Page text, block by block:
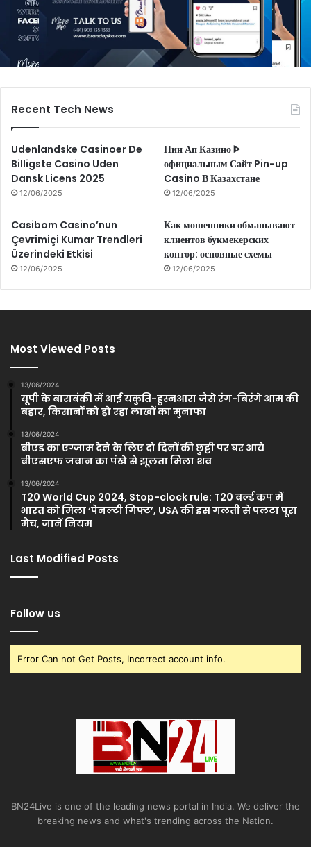
Recent Tech News
Udenlandske Casinoer De
Billigste Casino Uden
Dansk Licens 2025
12/06/2025
Пин Ап Казино ᐈ
официальным Сайт Pin-up
Casino В Казахстане
12/06/2025
Casibom Casino’nun
Çevrimiçi Kumar Trendleri
Üzerindeki Etkisi
12/06/2025
Как мошенники обманывают
клиентов букмекерских
контор: основные схемы
12/06/2025
Most Viewed Posts
13/06/2024
यूपी के बाराबंकी में आई यकुति-हुस्नआरा जैसे रंग-बिरंगे आम की
बहार, किसानों को हो रहा लाखों का मुनाफा
13/06/2024
बीएड का एग्जाम देने के लिए दो दिनों की छुट्टी पर घर आये
बीएसएफ जवान का पंखे से झूलता मिला शव
13/06/2024
T20 World Cup 2024, Stop-clock rule: T20 वर्ल्ड कप में
भारत को म‍िला ‘पेनल्टी ग‍िफ्ट’, USA की इस गलती से पलटा पूरा
मैच, जानें नियम
Last Modified Posts
Follow us
Error Can not Get Posts, Incorrect account info.
BN24Live is one of the leading news portal in India. We deliver the
breaking news and what's trending across the Nation.